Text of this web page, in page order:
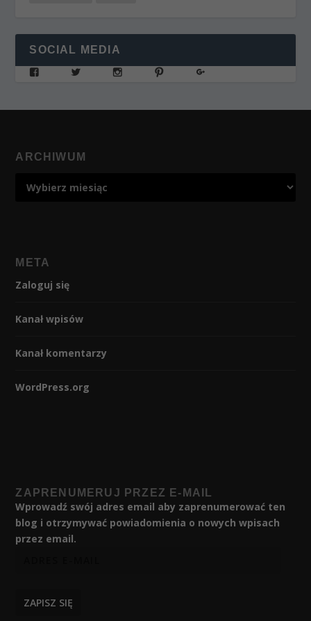
SOCIAL MEDIA
ARCHIWUM
META
Zaloguj się
Kanał wpisów
Kanał komentarzy
WordPress.org
ZAPRENUMERUJ PRZEZ E-MAIL
Wprowadź swój adres email aby zaprenumerować ten
blog i otrzymywać powiadomienia o nowych wpisach
przez email.
ZAPISZ SIĘ